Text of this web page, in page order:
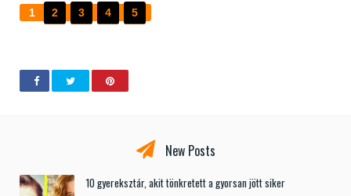
1 2 3 4 5
New Posts
10 gyereksztár, akit tönkretett a gyorsan jött siker